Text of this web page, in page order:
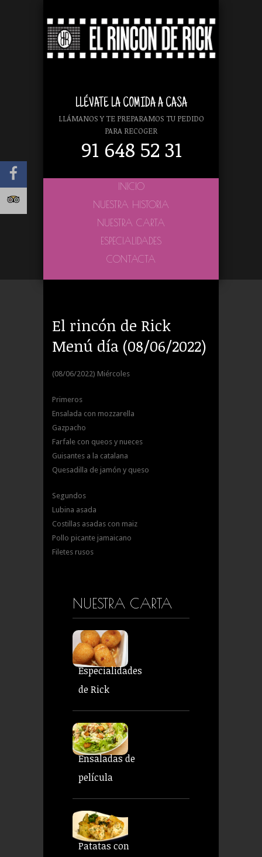
LLÉVATE LA COMIDA A CASA
LLÁMANOS Y TE PREPARAMOS TU PEDIDO
PARA RECOGER
91 648 52 31
INICIO
NUESTRA HISTORIA
NUESTRA CARTA
ESPECIALIDADES
CONTACTA
El rincón de Rick
Menú día (08/06/2022)
(08/06/2022) Miércoles
Primeros
Ensalada con mozzarella
Gazpacho
Farfale con queos y nueces
Guisantes a la catalana
Quesadilla de jamón y queso
Segundos
Lubina asada
Costillas asadas con maiz
Pollo picante jamaicano
Filetes rusos
NUESTRA CARTA
Especialidades
de Rick
Ensaladas de
película
Patatas con